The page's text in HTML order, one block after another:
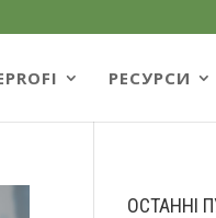
РЕСУРСИ
ОСТАННІ